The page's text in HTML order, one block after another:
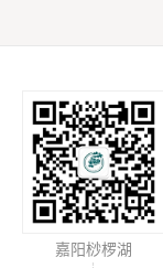
嘉阳桫椤湖